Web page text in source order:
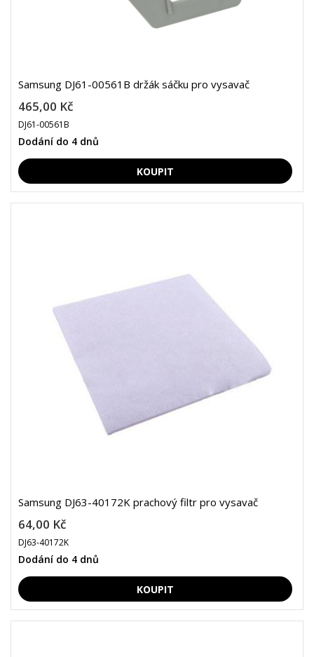
Samsung DJ61-00561B držák sáčku pro vysavač
465,00 Kč
DJ61-00561B
Dodání do 4 dnů
Samsung DJ63-40172K prachový filtr pro vysavač
64,00 Kč
DJ63-40172K
Dodání do 4 dnů